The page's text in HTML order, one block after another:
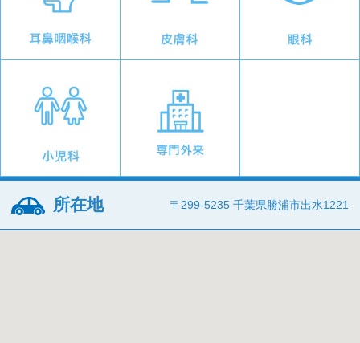
所在地 〒299-5235 千葉県勝浦市出水1221